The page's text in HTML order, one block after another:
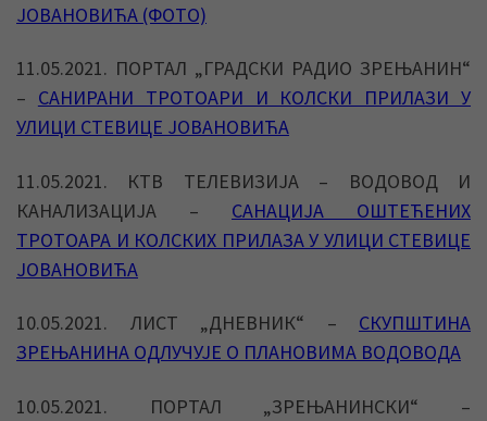
ЈОВАНОВИЋА (ФОТО)
11.05.2021. ПОРТАЛ „ГРАДСКИ РАДИО ЗРЕЊАНИН“
– САНИРАНИ ТРОТОАРИ И КОЛСКИ ПРИЛАЗИ У
УЛИЦИ СТЕВИЦЕ ЈОВАНОВИЋА
11.05.2021. КТВ ТЕЛЕВИЗИЈА – ВОДОВОД И
КАНАЛИЗАЦИЈА – САНАЦИЈА ОШТЕЋЕНИХ
ТРОТОАРА И КОЛСКИХ ПРИЛАЗА У УЛИЦИ СТЕВИЦЕ
ЈОВАНОВИЋА
10.05.2021. ЛИСТ „ДНЕВНИК“ – СКУПШТИНА
ЗРЕЊАНИНА ОДЛУЧУЈЕ О ПЛАНОВИМА ВОДОВОДА
10.05.2021. ПОРТАЛ „ЗРЕЊАНИНСКИ“ –